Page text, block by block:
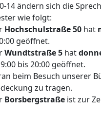
14 ändern sich die
wie folgt:
Hochschulstraße 50 hat
geöffnet.
Wundtstraße 5 hat
bis 20:00 geöffnet.
beim Besuch unserer
zu tragen.
Borsbergstraße ist zur